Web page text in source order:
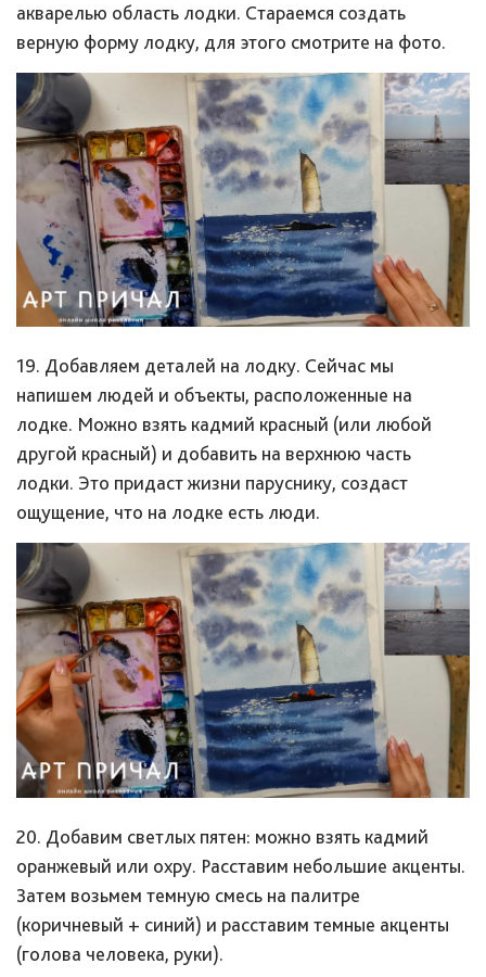
акварелью область лодки. Стараемся создать
верную форму лодку, для этого смотрите на фото.
19. Добавляем деталей на лодку. Сейчас мы
напишем людей и объекты, расположенные на
лодке. Можно взять кадмий красный (или любой
другой красный) и добавить на верхнюю часть
лодки. Это придаст жизни паруснику, создаст
ощущение, что на лодке есть люди.
20. Добавим светлых пятен: можно взять кадмий
оранжевый или охру. Расставим небольшие акценты.
Затем возьмем темную смесь на палитре
(коричневый + синий) и расставим темные акценты
(голова человека, руки).